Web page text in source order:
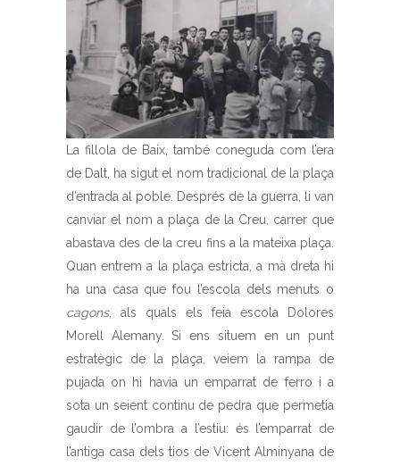
La fillola de Baix, també coneguda com l’era
de Dalt, ha sigut el nom tradicional de la plaça
d’entrada al poble. Després de la guerra, li van
canviar el nom a plaça de la Creu, carrer que
abastava des de la creu fins a la mateixa plaça.
Quan entrem a la plaça estricta, a mà dreta hi
ha una casa que fou l’escola dels menuts o
cagons, als quals els feia escola Dolores
Morell Alemany. Si ens situem en un punt
estratègic de la plaça, veiem la rampa de
pujada on hi havia un emparrat de ferro i a
sota un seient continu de pedra que permetia
gaudir de l’ombra a l’estiu: és l’emparrat de
l’antiga casa dels tios de Vicent Alminyana de